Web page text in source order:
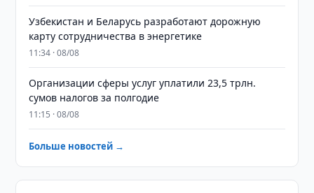
Узбекистан и Беларусь разработают дорожную
карту сотрудничества в энергетике
11:34 · 08/08
Организации сферы услуг уплатили 23,5 трлн.
сумов налогов за полгодие
11:15 · 08/08
Больше новостей →